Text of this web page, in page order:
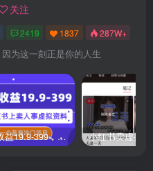
关注
2419 1837 287W+
为这一刻正是你的人生
一单收益19.9-399，一个蓝海冷门项目，在小红书上卖人事虚拟资料